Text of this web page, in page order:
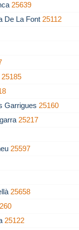
25639
De La Font 25112
25185
Garrigues 25160
25217
25597
25658
25122